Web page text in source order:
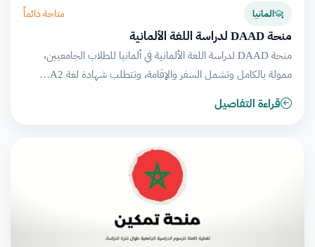
المانيا متاحة دائماً
منحة DAAD لدراسة اللغة الألمانية
منحة DAAD لدراسة اللغة الألمانية في ألمانيا للطلاب الجامعيين،
ممولة بالكامل وتشمل السفر والإقامة، وتتطلب شهادة لغة A2…
قراءة التفاصيل